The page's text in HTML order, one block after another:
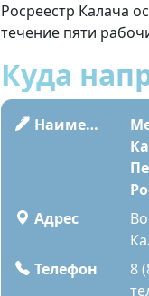
Росреестр Калача
течение пяти
Куда
Наименование
Адрес
Телефон
8